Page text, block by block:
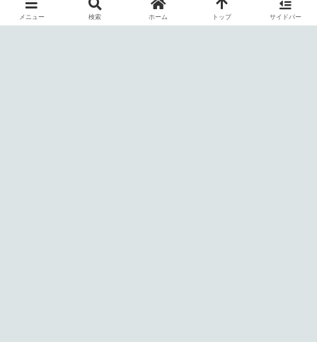
メニュー 検索 ホーム トップ サイドバー